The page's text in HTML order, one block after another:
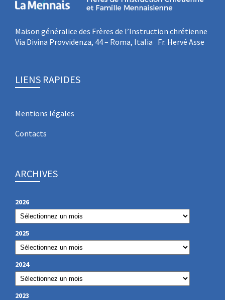
Maison généralice des Frères de l’Instruction chrétienne
Via Divina Provvidenza, 44 – Roma, Italia Fr. Hervé Asse
LIENS RAPIDES
Mentions légales
Contacts
ARCHIVES
2026
2025
2024
2023